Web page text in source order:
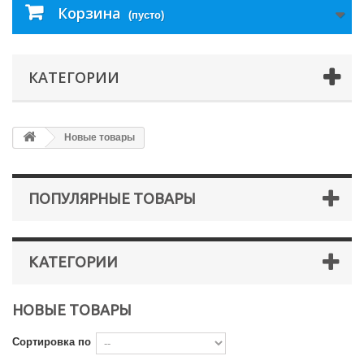
Корзина (пусто)
КАТЕГОРИИ
Новые товары
ПОПУЛЯРНЫЕ ТОВАРЫ
КАТЕГОРИИ
НОВЫЕ ТОВАРЫ
Сортировка по